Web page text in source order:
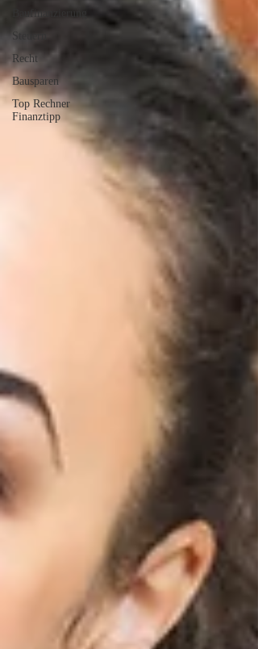
Baufinanzierung
Steuern
Recht
Bausparen
Top Rechner
Finanztipp